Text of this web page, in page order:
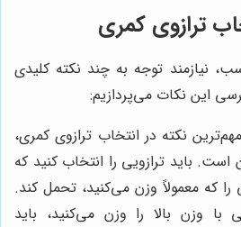
ترازوی کمری
نیازمند توجه به چند نکته کلیدی
این نکات می‌پردازیم:
مهم‌ترین نکته در انتخاب ترازوی کمری،
باید ترازویی را انتخاب کنید که
را که معمولاً وزن می‌کنید، تحمل کند.
با وزن بالا را وزن می‌کنید، باید